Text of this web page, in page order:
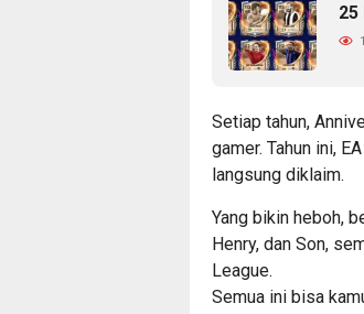
25
Setiap tahun,
gamer. Tahun ini,
langsung diklaim.
Yang bikin heboh,
Henry, dan Son,
League.
Semua ini bisa